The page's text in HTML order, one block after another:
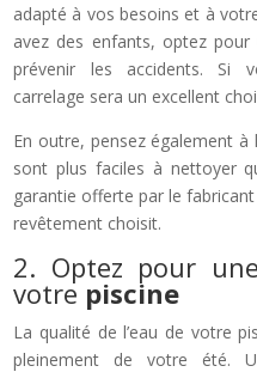
adapté à vos besoins et à
avez des enfants, optez
prévenir les accidents. Si
carrelage sera un excellent
En outre, pensez également à
sont plus faciles à nettoyer
garantie offerte par le
revêtement choisit.
2. Optez pour
votre piscine
La qualité de l’eau de votre
pleinement de votre été.